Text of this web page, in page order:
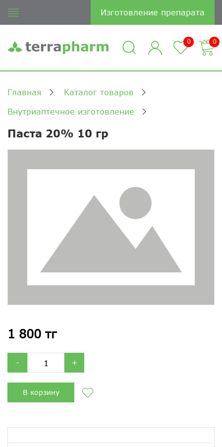
Изготовление препарата
0 0
Главная Каталог товаров
Внутриаптечное изготовление
Паста 20% 10 гр
1 800 тг
- +
В корзину